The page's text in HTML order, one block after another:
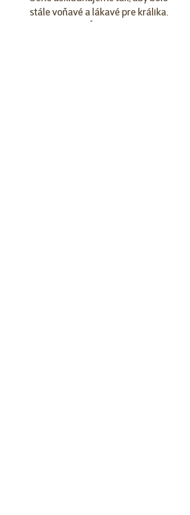
stále voňavé a lákavé pre králika.